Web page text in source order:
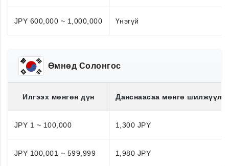
JPY 600,000 ~ 1,000,000 Үнэгүй
Өмнөд Солонгос
Илгээх мөнгөн дүн Данснаасаа мөнгө
JPY 1 ~ 100,000 1,300 JPY
JPY 100,001 ~ 599,999 1,980 JPY